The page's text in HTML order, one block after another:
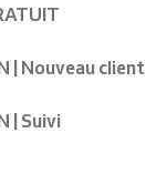
| Nouveau client
| Suivi